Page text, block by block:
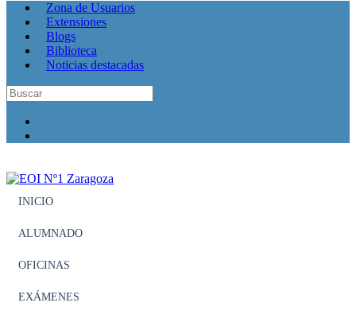
Zona de Usuarios
Extensiones
Blogs
Biblioteca
Noticias destacadas
INICIO
ALUMNADO
OFICINAS
EXÁMENES